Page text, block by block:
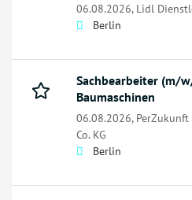
06.08.2026, Lidl
Berlin
Sachbearbeiter (m/
Baumaschinen­
06.08.2026,
Co. KG
Berlin